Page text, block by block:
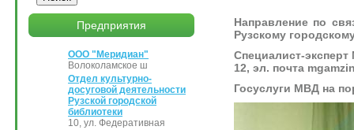
Направление по
Рузскому
Специалист-
12, эл. почта
Госуслуги МВД на
Предприятия
ООО "Меридиан"
Волоколамское ш
Отдел культурно-
досуговой деятельности
Рузской городской
библиотеки
10, ул. Федеративная